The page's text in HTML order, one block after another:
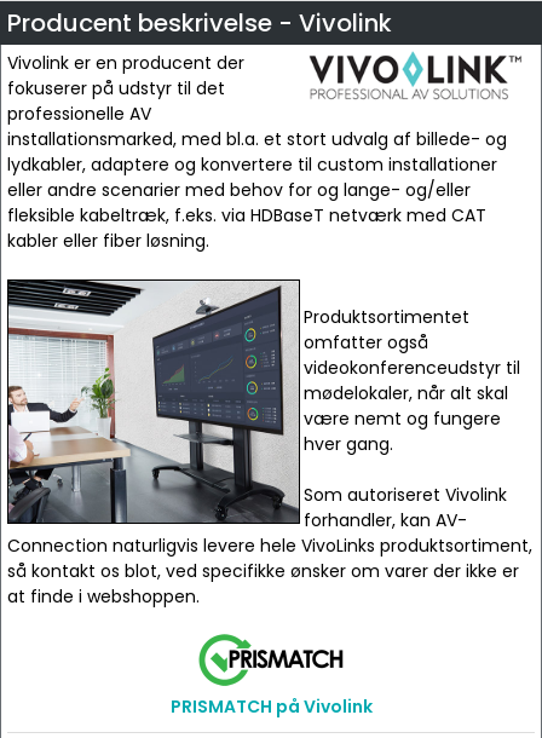
Producent beskrivelse - Vivolink
Vivolink er en producent der
fokuserer på udstyr til det
professionelle AV
installationsmarked, med bl.a. et stort udvalg af billede- og
lydkabler, adaptere og konvertere til custom installationer
eller andre scenarier med behov for og lange- og/eller
fleksible kabeltræk, f.eks. via HDBaseT netværk med CAT
kabler eller fiber løsning.
Produktsortimentet
omfatter også
videokonferenceudstyr til
mødelokaler, når alt skal
være nemt og fungere
hver gang.
Som autoriseret Vivolink
forhandler, kan AV-
Connection naturligvis levere hele VivoLinks produktsortiment,
så kontakt os blot, ved specifikke ønsker om varer der ikke er
at finde i webshoppen.
PRISMATCH på Vivolink